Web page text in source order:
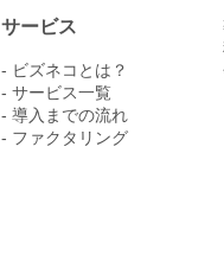
サービス
- ビズネコとは？
- サービス一覧
- 導入までの流れ
- ファクタリング